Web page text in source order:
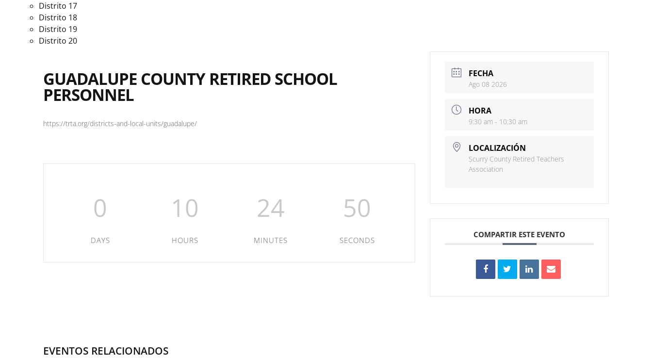
Distrito 17
Distrito 18
Distrito 19
Distrito 20
GUADALUPE COUNTY RETIRED SCHOOL
PERSONNEL
https://trta.org/districts-and-local-units/guadalupe/
0
DAYS
10
HOURS
24
MINUTES
50
SECONDS
FECHA
Ago 08 2026
HORA
9:30 am - 10:30 am
LOCALIZACIÓN
Scurry County Retired Teachers
Association
COMPARTIR ESTE EVENTO
EVENTOS RELACIONADOS